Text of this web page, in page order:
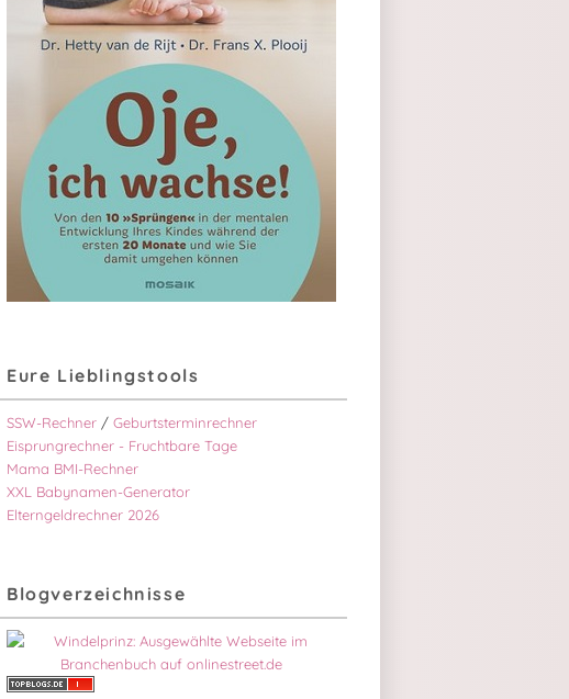
Eltern die digitale Balance
Eure Lieblingstools
SSW-Rechner / Geburtsterminrechner
Eisprungrechner - Fruchtbare Tage
Mama BMI-Rechner
XXL Babynamen-Generator
Elterngeldrechner 2026
Blogverzeichnisse